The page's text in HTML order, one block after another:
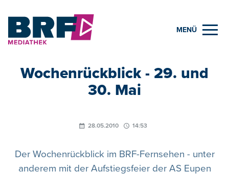
MENÜ
Wochenrückblick - 29. und
30. Mai
28.05.2010 14:53
Der Wochenrückblick im BRF-Fernsehen - unter
anderem mit der Aufstiegsfeier der AS Eupen